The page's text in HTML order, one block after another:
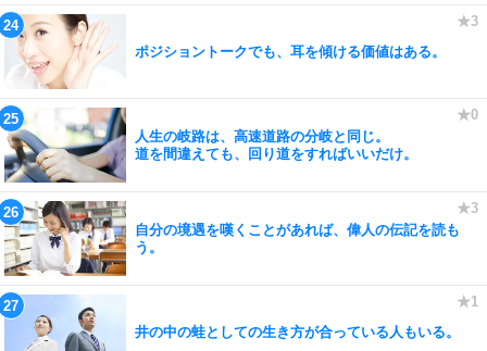
ポジショントークでも、耳を傾ける価値はある。
人生の岐路は、高速道路の分岐と同じ。
道を間違えても、回り道をすればいいだけ。
自分の境遇を嘆くことがあれば、偉人の伝記を読も
う。
井の中の蛙としての生き方が合っている人もいる。